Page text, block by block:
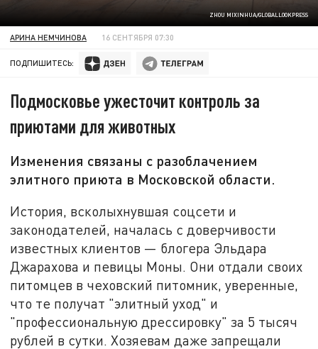
ZHOU MIXINHUA/GLOBALLOOKPRESS
АРИНА НЕМЧИНОВА 16 СЕНТЯБРЯ 07:30
ПОДПИШИТЕСЬ:
Подмосковье ужесточит контроль за
приютами для животных
Изменения связаны с разоблачением
элитного приюта в Московской области.
История, всколыхнувшая соцсети и
законодателей, началась с доверчивости
известных клиентов — блогера Эльдара
Джарахова и певицы Моны. Они отдали своих
питомцев в чеховский питомник, уверенные,
что те получат "элитный уход" и
"профессиональную дрессировку" за 5 тысяч
рублей в сутки. Хозяевам даже запрещали